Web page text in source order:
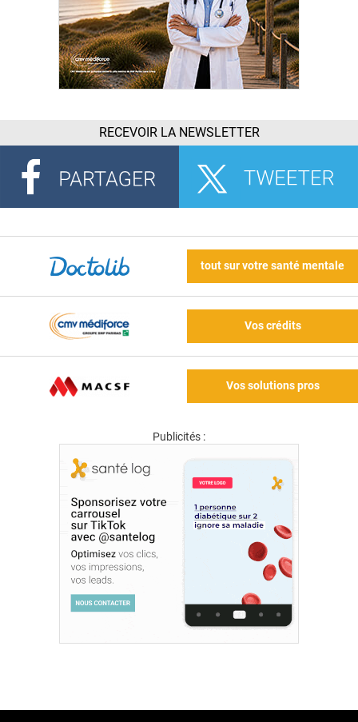
RECEVOIR LA NEWSLETTER
tout sur votre santé mentale
Vos crédits
Vos solutions pros
Publicités :